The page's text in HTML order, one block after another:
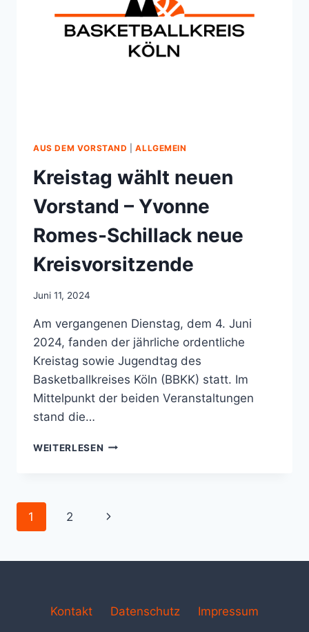
AUS DEM VORSTAND |ALLGEMEIN
Kreistag wählt neuen
Vorstand – Yvonne
Romes-Schillack neue
Kreisvorsitzende
Juni 11, 2024
Am vergangenen Dienstag, dem 4. Juni
2024, fanden der jährliche ordentliche
Kreistag sowie Jugendtag des
Basketballkreises Köln (BBKK) statt. Im
Mittelpunkt der beiden Veranstaltungen
stand die…
WEITERLESEN KREISTAG
YVONNE
NEUE
Seitennavigation
1 2
Nächste
Kontakt Datenschutz Impressum